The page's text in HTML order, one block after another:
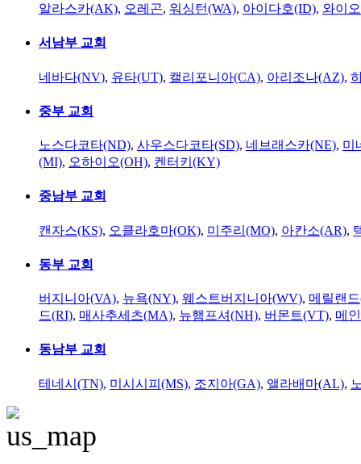
알라스카(AK), 오레곤, 워싱턴(WA), 아이다호(ID), 와이
서남부 교회
네바다(NV), 유타(UT), 캘리포니아(CA), 아리조나(AZ),
중부 교회
노스다코타(ND), 사우스다코타(SD), 네브래스카(NE), 미
(MI), 오하이오(OH), 켄터키(KY)
중남부 교회
캔자스(KS), 오클라호마(OK), 미주리(MO), 아칸소(AR),
동부 교회
버지니아(VA), 뉴욕(NY), 웨스트버지니아(WV), 메릴랜
드(RI), 매사추세츠(MA), 뉴햄프셔(NH), 버몬트(VT), 메
동남부 교회
테네시(TN), 미시시피(MS), 조지아(GA), 앨라배마(AL),